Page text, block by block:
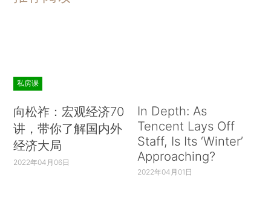
私房课
向松祚：宏观经济70
讲，带你了解国内外
经济大局
2022年04月06日
In Depth: As
Tencent Lays Off
Staff, Is Its ‘Winter’
Approaching?
2022年04月01日